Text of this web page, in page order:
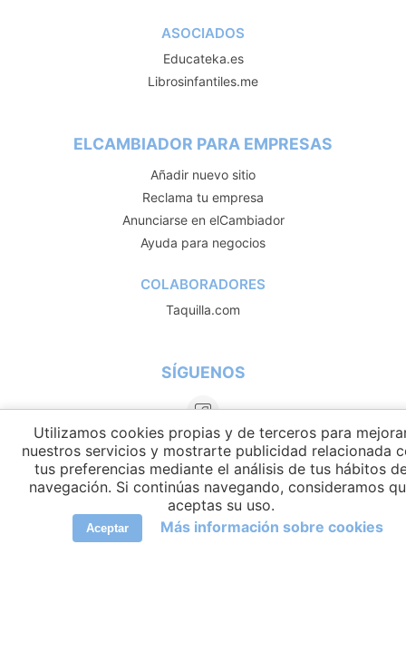
ASOCIADOS
Educateka.es
Librosinfantiles.me
ELCAMBIADOR PARA EMPRESAS
Añadir nuevo sitio
Reclama tu empresa
Anunciarse en elCambiador
Ayuda para negocios
COLABORADORES
Taquilla.com
SÍGUENOS
Utilizamos cookies propias y de terceros para
nuestros servicios y mostrarte publicidad relacionada
tus preferencias mediante el análisis de tus hábitos
navegación. Si continúas navegando, consideramos
aceptas su uso.
Aceptar Más información sobre cookies